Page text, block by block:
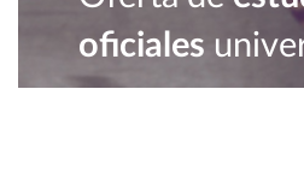
oficiales